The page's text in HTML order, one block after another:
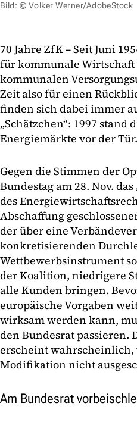
Bild: © Volker Werner/AdobeStock
70 Jahre ZfK – Seit Juni
für kommunale Wirtschaft
kommunalen
Zeit also für einen
finden sich dabei immer
„Schätzchen“: 1997
Energiemärkte vor der Tür.
Gegen die Stimmen der
Bundestag am 28. Nov.
des
Abschaffung
der über eine
konkretisierenden
Wettbewerbsinstrument
der Koalition, niedrigere
alle Kunden bringen.
europäische Vorgaben
wirksam werden kann,
den Bundesrat passieren.
erscheint wahrscheinlich,
Modifikation nicht
Am Bundesrat